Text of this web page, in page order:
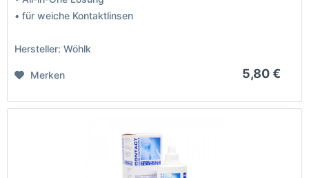
• für weiche Kontaktlinsen
Hersteller: Wöhlk
5,80 €
Merken